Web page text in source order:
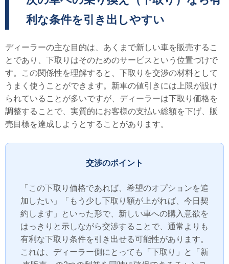
利な条件を引き出しやすい
ディーラーの主な目的は、あくまで新しい車を販売するこ
とであり、下取りはそのためのサービスという位置づけで
す。この関係性を理解すると、下取りを交渉の材料として
うまく使うことができます。新車の値引きには上限が設け
られていることが多いですが、ディーラーは下取り価格を
調整することで、実質的にお客様の支払い総額を下げ、販
売目標を達成しようとすることがあります。
交渉のポイント
「この下取り価格であれば、希望のオプションを追
加したい」「もう少し下取り額が上がれば、今日契
約します」といった形で、新しい車への購入意欲を
はっきりと示しながら交渉することで、通常よりも
有利な下取り条件を引き出せる可能性があります。
これは、ディーラー側にとっても「下取り」と「新